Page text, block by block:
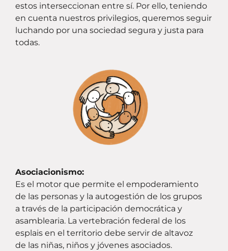
estos interseccionan entre sí. Por ello, teniendo
en cuenta nuestros privilegios, queremos seguir
luchando por una sociedad segura y justa para
todas.
Asociacionismo:
Es el motor que permite el empoderamiento
de las personas y la autogestión de los grupos
a través de la participación democrática y
asamblearia. La vertebración federal de los
esplais en el territorio debe servir de altavoz
de las niñas, niños y jóvenes asociados.